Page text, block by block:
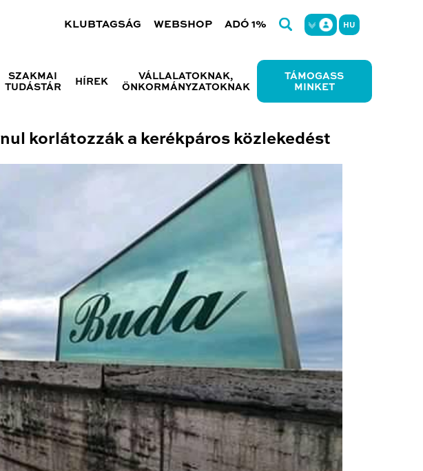
KLUBTAGSÁG WEBSHOP ADÓ 1% HU
SZAKMAI
TUDÁSTÁR
HÍREK
VÁLLALATOKNAK,
ÖNKORMÁNYZATOKNAK
TÁMOGASS
MINKET
korlátozzák a kerékpáros közlekedést